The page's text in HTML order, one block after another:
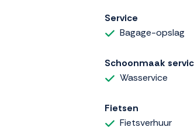
Service
Bagage-opslag
Schoonmaak
Wasservice
Fietsen
Fietsverhuur